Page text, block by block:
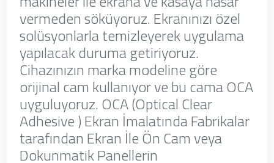
vermeden söküyoruz. Ekranınızı özel
solüsyonlarla temizleyerek uygulama
yapılacak duruma getiriyoruz.
Cihazınızın marka modeline göre
orijinal cam kullanıyor ve bu cama OCA
uyguluyoruz. OCA (Optical Clear
Adhesive ) Ekran İmalatında Fabrikalar
tarafından Ekran İle Ön Cam veya
Dokunmatik Panellerin